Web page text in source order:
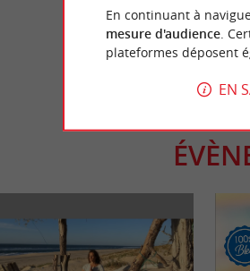
7,2 km - Audenge
En continuant à
mesure d'audience.
plateformes déposent
EN